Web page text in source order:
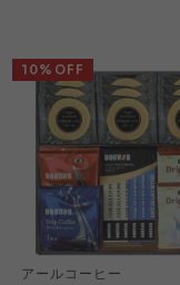
アールコーヒー
10%OFF